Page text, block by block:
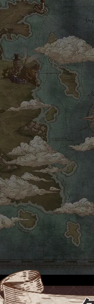
從世界各地
鍛造出各種
為武
在提高武
發掘出最終
即使是
也能用
路途中遇上
在命
一同踏上
這或許不
卻是個讓你每夜夢